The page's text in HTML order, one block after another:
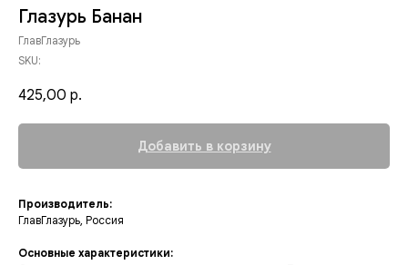
Глазурь Банан
ГлавГлазурь
SKU:
425,00 р.
Добавить в корзину
Производитель:
ГлавГлазурь, Россия
Основные характеристики: